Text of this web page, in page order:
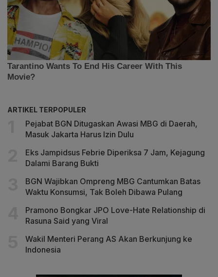
ARTIKEL TERPOPULER
Pejabat BGN Ditugaskan Awasi MBG di Daerah,
Masuk Jakarta Harus Izin Dulu
Eks Jampidsus Febrie Diperiksa 7 Jam, Kejagung
Dalami Barang Bukti
BGN Wajibkan Ompreng MBG Cantumkan Batas
Waktu Konsumsi, Tak Boleh Dibawa Pulang
Pramono Bongkar JPO Love-Hate Relationship di
Rasuna Said yang Viral
Wakil Menteri Perang AS Akan Berkunjung ke
Indonesia